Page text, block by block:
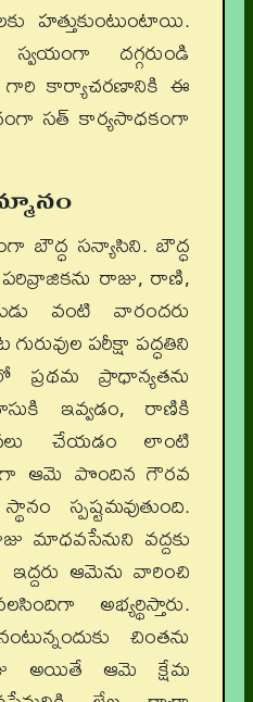
హత్తుకుంటుంటాయి.
దగ్గరుండి
గారి కార్యాచరణానికి ఈ
సత్ కార్యసాధకంగా
బౌద్ధ సన్యాసిని. బౌద్ధ
రాజు, రాణి,
వంటి వారందరు
పరీక్షా పద్ధతిని
ప్రథమ ప్రాధాన్యతను
ఇవ్వడం, రాణికి
చేయడం లాంటి
ఆమె పొందిన గౌరవ
స్పష్టమవుతుంది.
మాధవసేనుని వద్దకు
ఆమెను వారించి
అభ్యర్థిస్తారు.
చింతను
అయితే ఆమె క్షేమ